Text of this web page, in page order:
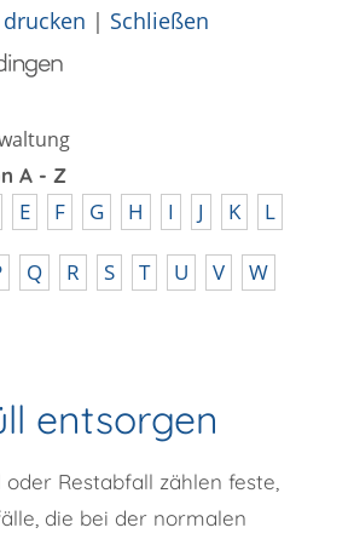
| Schließen
A - Z
E F G H I J K L
Q R S T U V W
entsorgen
Restabfall zählen feste,
die bei der normalen